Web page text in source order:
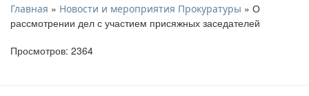
Главная » Новости и мероприятия Прокуратуры » О
рассмотрении дел с участием присяжных заседателей
Просмотров: 2364